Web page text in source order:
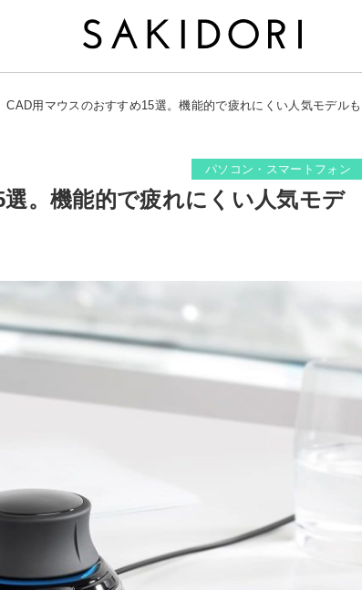
CAD用マウスのおすすめ15選。機能的で疲れにくい人気モデルも
パソコン・スマートフォン
。機能的で疲れにくい人気モデ